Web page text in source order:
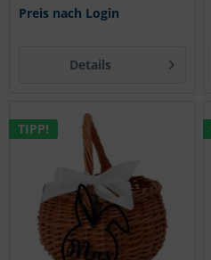
Preis nach Login
Details
TIPP!